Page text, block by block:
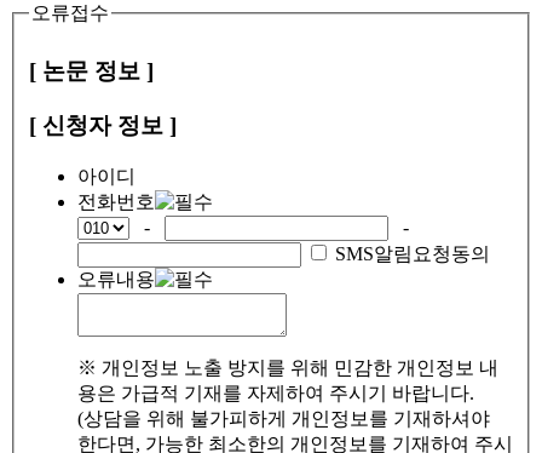
오류접수
[ 논문 정보 ]
[ 신청자 정보 ]
아이디
전화번호
-
-
SMS알림요청동의
오류내용
※ 개인정보 노출 방지를 위해 민감한 개인정보 내
용은 가급적 기재를 자제하여 주시기 바랍니다.
(상담을 위해 불가피하게 개인정보를 기재하셔야
한다면, 가능한 최소한의 개인정보를 기재하여 주시